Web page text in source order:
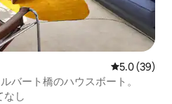
レビュー39
5.0 (39)
バート橋のハウスボート。
なし